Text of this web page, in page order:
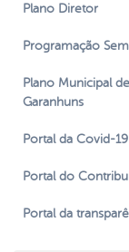
Plano Diretor
Programação
Plano Municipal
Garanhuns
Portal da Covid-19
Portal do
Portal da